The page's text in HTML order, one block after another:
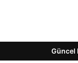
Güncel